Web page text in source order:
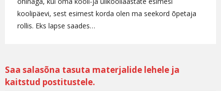
koolipäevi, sest esimest korda olen ma seekord õpetaja
rollis. Eks lapse saades…
Saa salasõna tasuta materjalide lehele ja
kaitstud postitustele.